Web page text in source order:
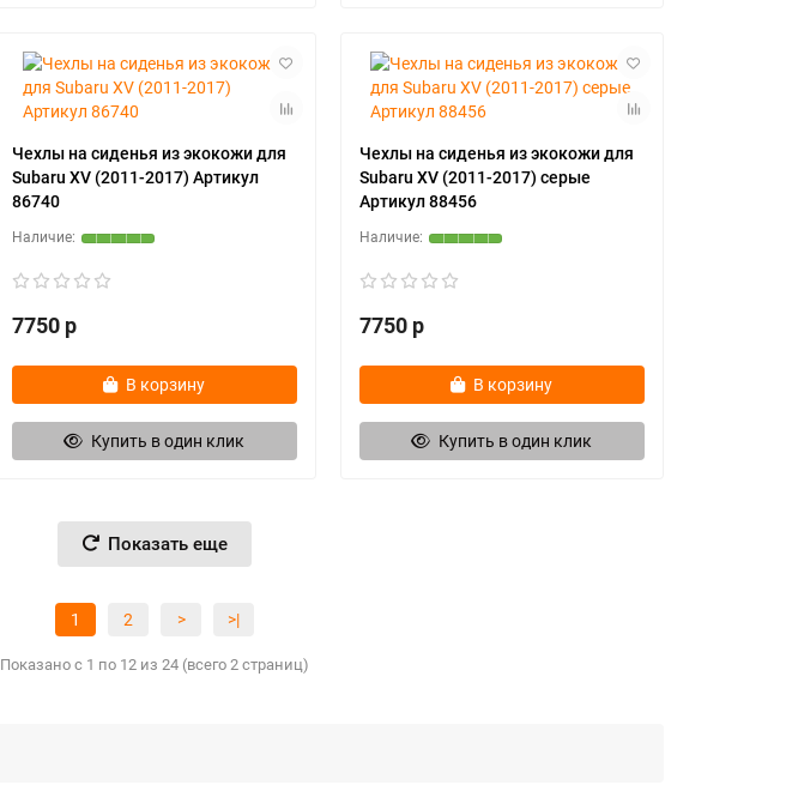
Чехлы на сиденья из экокожи для
Subaru XV (2011-2017) Артикул
86740
7750 р
В корзину
Купить в один клик
Чехлы на сиденья из экокожи для
Subaru XV (2011-2017) серые
Артикул 88456
7750 р
В корзину
Купить в один клик
Показать еще
1 2 > >|
Показано с 1 по 12 из 24 (всего 2 страниц)